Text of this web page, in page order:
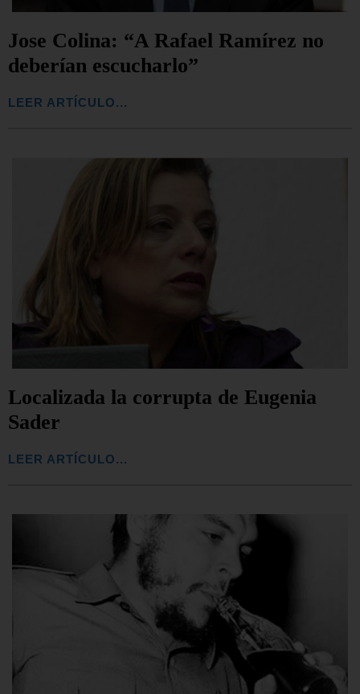
Jose Colina: “A Rafael Ramírez no
deberían escucharlo”
LEER ARTÍCULO...
Localizada la corrupta de Eugenia
Sader
LEER ARTÍCULO...